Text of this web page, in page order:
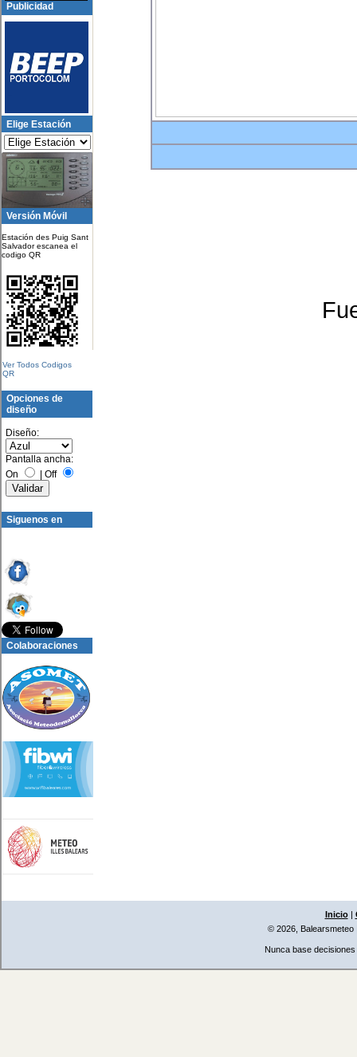
Publicidad
Elige Estación
Versión Móvil
Estación des Puig Sant
Salvador escanea el
codigo QR
Ver Todos Codigos
QR
Opciones de
diseño
Diseño:
Pantalla ancha:
On
| Off
Siguenos en
Colaboraciones
Inicio|
© 2026, Balearsmeteo
Nunca base